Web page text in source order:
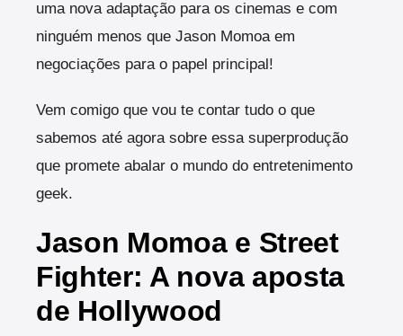
uma nova adaptação para os cinemas e com
ninguém menos que Jason Momoa em
negociações para o papel principal!
Vem comigo que vou te contar tudo o que
sabemos até agora sobre essa superprodução
que promete abalar o mundo do entretenimento
geek.
Jason Momoa e Street
Fighter: A nova aposta
de Hollywood